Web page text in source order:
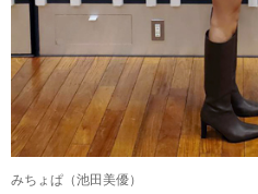
みちょぱ（池田美優）